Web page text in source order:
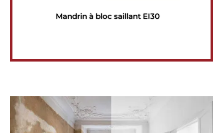
Mandrin à bloc saillant EI30